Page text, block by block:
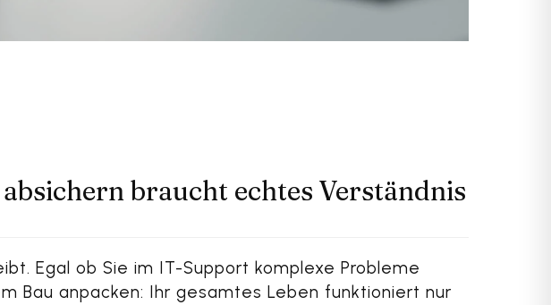
braucht echtes Verständnis
Egal ob Sie im IT-Support komplexe Probleme
Bau anpacken: Ihr gesamtes Leben funktioniert nur